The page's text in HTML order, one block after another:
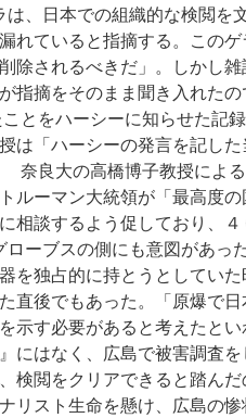
、日本での組織的な検閲を
れていると指摘する。この
除されるべきだ」。しかし
指摘をそのまま聞き入れた
をハーシーに知らせた記録
は「ハーシーの発言を記し
奈良大の高橋博子教授によ
ルーマン大統領が「最高度
相談するよう促しており、
ブスの側にも意図があっ
を独占的に持とうとしてい
直後でもあった。「原爆で
示す必要があると考えたと
にはなく、広島で被害調査
検閲をクリアできると踏ん
リスト生命を懸け、広島の